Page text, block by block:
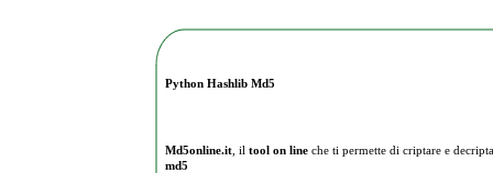
Python Hashlib Md5
Md5online.it, il tool on lineche ti permette di criptare e
md5